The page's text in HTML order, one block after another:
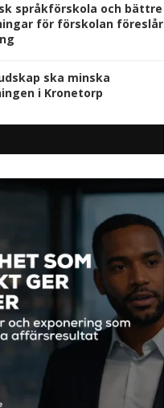
språkförskola och bättre
för förskolan föreslår
ska minska
i Kronetorp